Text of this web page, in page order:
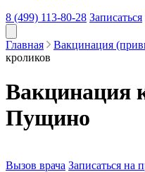
8 (499) 113-80-28 Записаться
Главная Вакцинация
кроликов
Вакцинация
Пущино
Вызов врача Записаться на